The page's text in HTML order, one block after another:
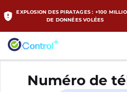
EXPLOSION DES PIRATAGES : +100
DE DONNÉES VOLÉES
Numéro de